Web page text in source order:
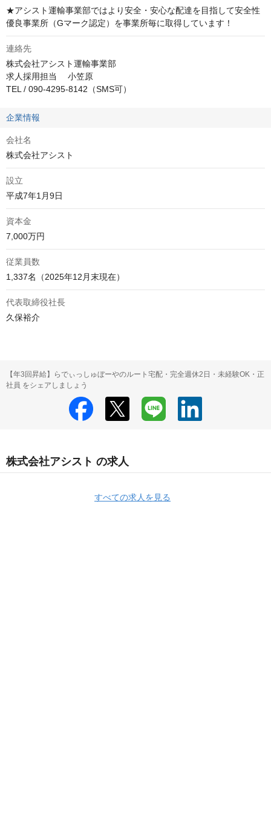
★アシスト運輸事業部ではより安全・安心な配達を目指して安全性
優良事業所（Gマーク認定）を事業所毎に取得しています！
連絡先
株式会社アシスト運輸事業部
求人採用担当　 小笠原
TEL / 090-4295-8142（SMS可）
企業情報
会社名
株式会社アシスト
設立
平成7年1月9日
資本金
7,000万円
従業員数
1,337名（2025年12月末現在）
代表取締役社長
久保裕介
【年3回昇給】らでぃっしゅぼーやのルート宅配・完全週休2日・未経験OK・正
社員 をシェアしましょう
株式会社アシスト の求人
すべての求人を見る